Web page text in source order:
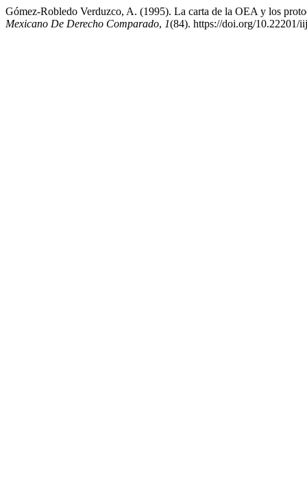
Gómez-Robledo Verduzco, A. (1995). La carta de la OEA y los
Mexicano De Derecho Comparado, 1(84). https://doi.org/10.22201/